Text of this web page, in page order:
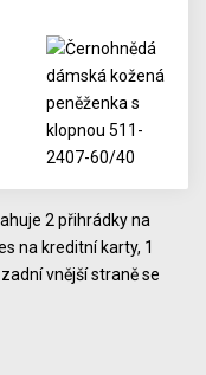
2 přihrádky na
na kreditní karty, 1
vnější straně se